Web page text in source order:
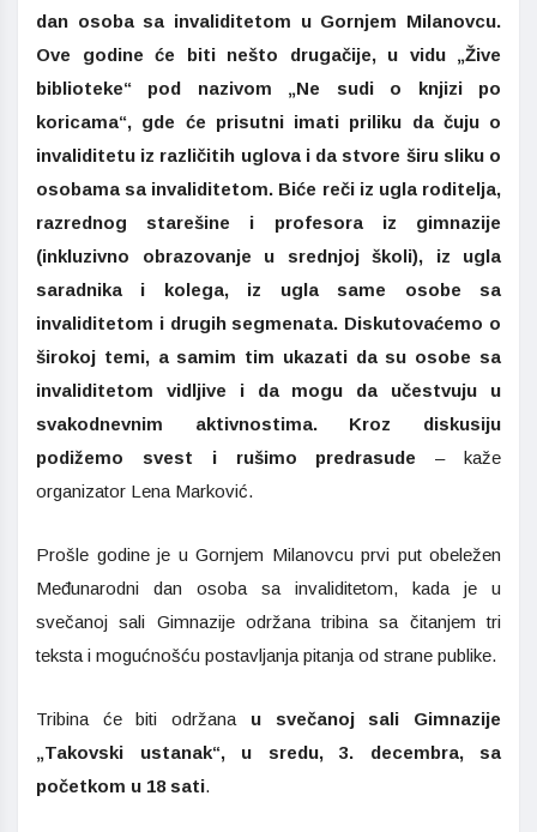
dan osoba sa invaliditetom u Gornjem Milanovcu.
Ove godine će biti nešto drugačije, u vidu „Žive
biblioteke“ pod nazivom „Ne sudi o knjizi po
koricama“, gde će prisutni imati priliku da čuju o
invaliditetu iz različitih uglova i da stvore širu sliku o
osobama sa invaliditetom. Biće reči iz ugla roditelja,
razrednog starešine i profesora iz gimnazije
(inkluzivno obrazovanje u srednjoj školi), iz ugla
saradnika i kolega, iz ugla same osobe sa
invaliditetom i drugih segmenata. Diskutovaćemo o
širokoj temi, a samim tim ukazati da su osobe sa
invaliditetom vidljive i da mogu da učestvuju u
svakodnevnim aktivnostima. Kroz diskusiju
podižemo svest i rušimo predrasude – kaže
organizator Lena Marković.
Prošle godine je u Gornjem Milanovcu prvi put obeležen
Međunarodni dan osoba sa invaliditetom, kada je u
svečanoj sali Gimnazije održana tribina sa čitanjem tri
teksta i mogućnošću postavljanja pitanja od strane publike.
Tribina će biti održana u svečanoj sali Gimnazije
„Takovski ustanak“, u sredu, 3. decembra, sa
početkom u 18 sati.